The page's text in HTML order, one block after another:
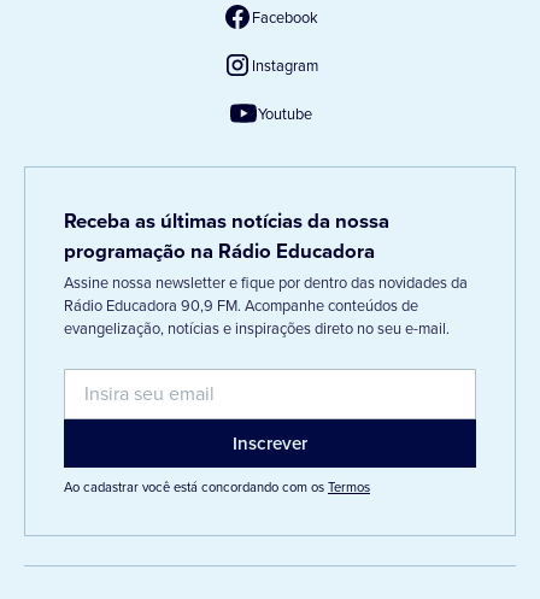
Facebook
Instagram
Youtube
Receba as últimas notícias da nossa
programação na Rádio Educadora
Assine nossa newsletter e fique por dentro das novidades da
Rádio Educadora 90,9 FM. Acompanhe conteúdos de
evangelização, notícias e inspirações direto no seu e-mail.
Ao cadastrar você está concordando com osTermos